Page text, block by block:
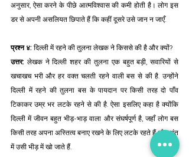
अनुसार, ऐसा करने के पीछे आत्मविश्वास की कमी होती है। लोग इस
डर से अपनी असलियत छिपाते हैं कि कहीं दूसरे उसे जान न जाएँ.
प्रश्न ४: दिल्ली में रहने की तुलना लेखक ने किससे की है और क्यों?
उत्तर: लेखक ने दिल्ली शहर की तुलना एक बहुत बड़ी, सवारियों से
खचाखच भरी और हर वक्त चलती रहने वाली बस से की है. उन्होंने
दिल्ली में रहने की तुलना बस के पायदान पर किसी तरह दो पाँव
टिकाकर उम्र भर लटके रहने से की है. ऐसा इसलिए कहा है क्योंकि
दिल्ली में जीवन बहुत भीड़-भाड़ वाला और संघर्षपूर्ण है, जहाँ लोग बस
किसी तरह अपना अस्तित्व बनाए रखने के लिए लटके रहते हैं और अंत
में उसी भीड़ में खो जाते हैं.